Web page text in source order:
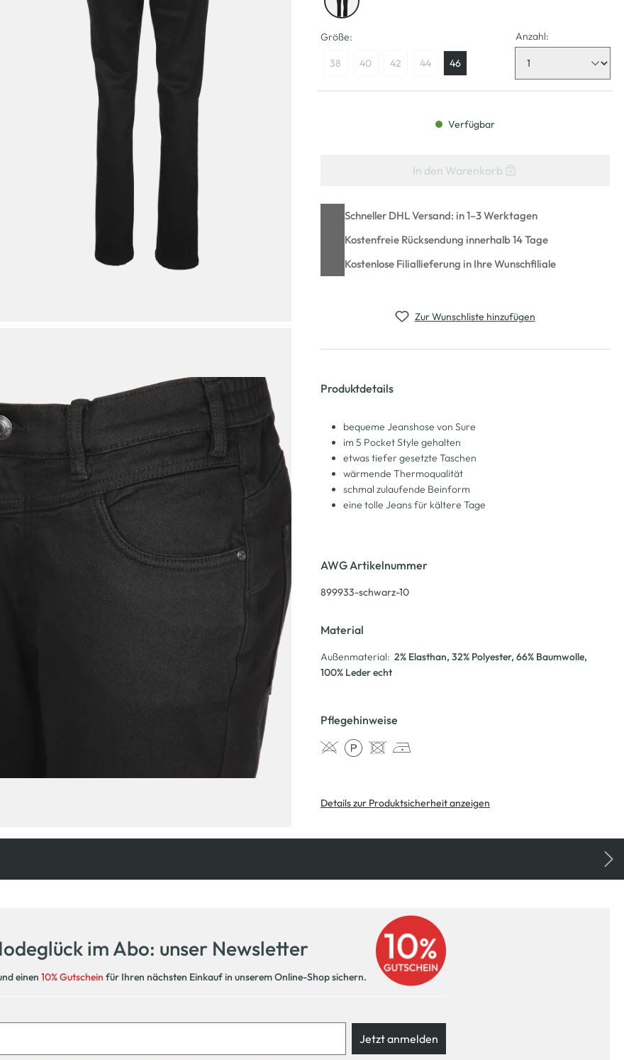
Größe:
38 40 42 44 46
Anzahl:
Verfügbar
In den Warenkorb
Schneller DHL Versand: in 1–3 Werktagen
Kostenfreie Rücksendung innerhalb 14 Tage
Kostenlose Filiallieferung in Ihre Wunschfiliale
Zur Wunschliste hinzufügen
Produktdetails
bequeme Jeanshose von Sure
im 5 Pocket Style gehalten
etwas tiefer gesetzte Taschen
wärmende Thermoqualität
schmal zulaufende Beinform
eine tolle Jeans für kältere Tage
AWG Artikelnummer
899933-schwarz-10
Material
Außenmaterial: 2% Elasthan, 32% Polyester, 66% Baumwolle,
100% Leder echt
Pflegehinweise
Details zur Produktsicherheit anzeigen
im Abo: unser Newsletter
einen 10% Gutschein für Ihren nächsten Einkauf in unserem Online-Shop sichern.
Jetzt anmelden